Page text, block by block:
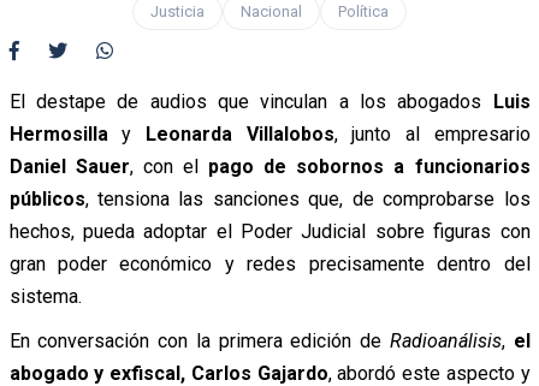
Justicia Nacional Política
El destape de audios que vinculan a los abogados Luis
Hermosilla y Leonarda Villalobos, junto al empresario
Daniel Sauer, con el pago de sobornos a funcionarios
públicos, tensiona las sanciones que, de comprobarse los
hechos, pueda adoptar el Poder Judicial sobre figuras con
gran poder económico y redes precisamente dentro del
sistema.
En conversación con la primera edición de Radioanálisis, el
abogado y exfiscal, Carlos Gajardo, abordó este aspecto y